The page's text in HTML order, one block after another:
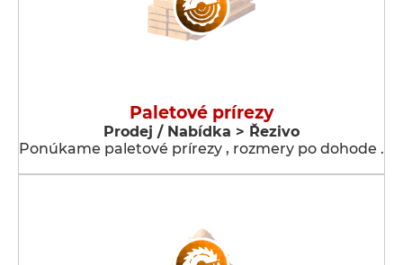
Paletové prírezy
Prodej / Nabídka > Řezivo
Ponúkame paletové prírezy , rozmery po dohode .